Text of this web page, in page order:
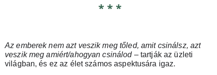
* * *
Az emberek nem azt veszik meg tőled, amit csinálsz, azt
veszik meg amiért/ahogyan csinálod – tartják az üzleti
világban, és ez az élet számos aspektusára igaz.